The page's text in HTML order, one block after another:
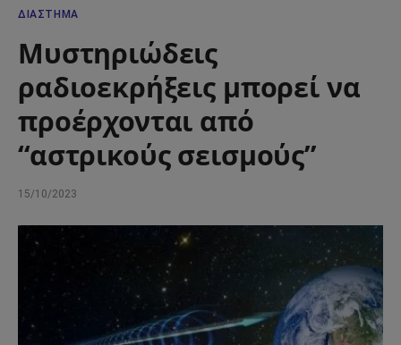
ΔΙΆΣΤΗΜΑ
Μυστηριώδεις
ραδιοεκρήξεις μπορεί να
προέρχονται από
“αστρικούς σεισμούς”
15/10/2023